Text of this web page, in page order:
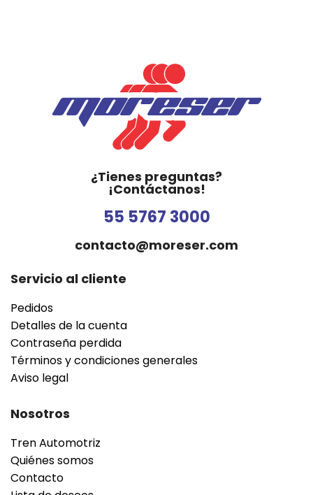
¿Tienes preguntas?
¡Contáctanos!
55 5767 3000
contacto@moreser.com
Servicio al cliente
Pedidos
Detalles de la cuenta
Contraseña perdida
Términos y condiciones generales
Aviso legal
Nosotros
Tren Automotriz
Quiénes somos
Contacto